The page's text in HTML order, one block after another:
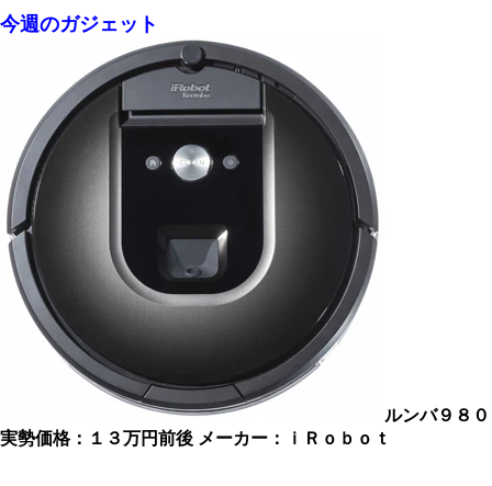
今週のガジェット
ルンバ９８０
実勢価格：１３万円前後 メーカー：ｉＲｏｂｏｔ